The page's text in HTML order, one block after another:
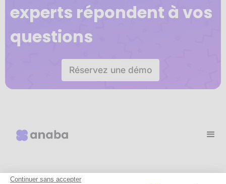
Continuer sans accepter
experts répondent à vos
questions
Réservez une démo
Why choose anaba?